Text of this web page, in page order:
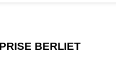
BERLIET